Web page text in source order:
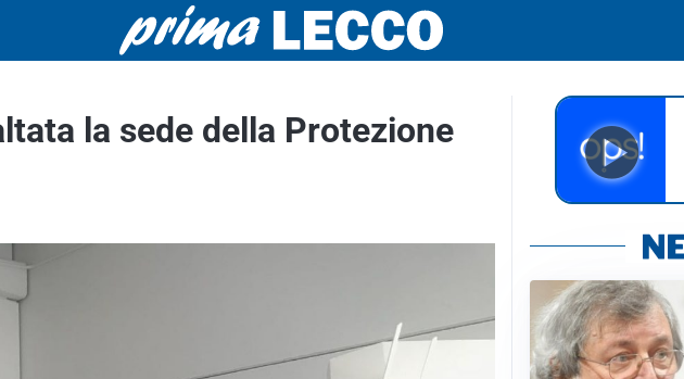
la sede della Protezione